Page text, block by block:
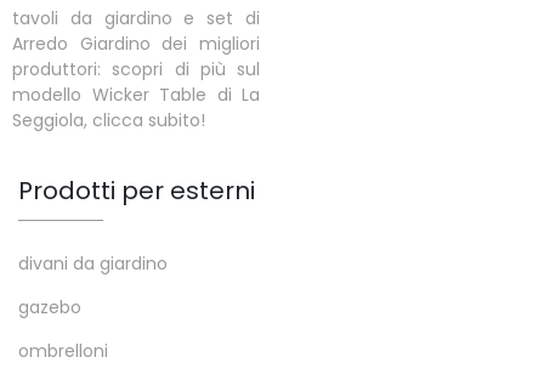
tavoli da giardino e set di
Arredo Giardino dei migliori
produttori: scopri di più sul
modello Wicker Table di La
Seggiola, clicca subito!
Prodotti per esterni
divani da giardino
gazebo
ombrelloni